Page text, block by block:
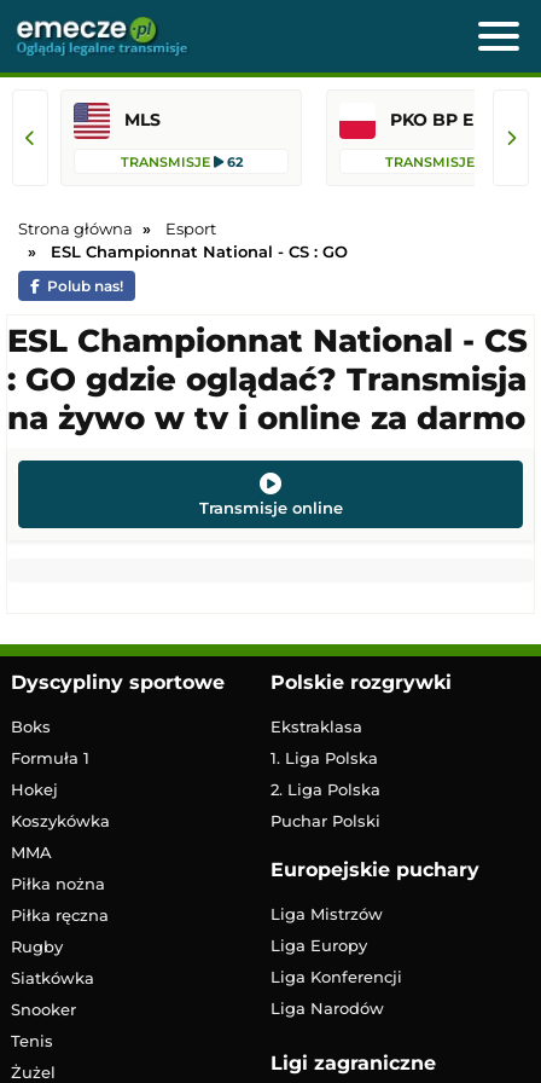
MLS
TRANSMISJE 62 TRANSMISJE
Strona główna
Esport
ESL Championnat National - CS : GO
Polub nas!
ESL Championnat National - CS
: GO gdzie oglądać? Transmisja
na żywo w tv i online za darmo
Transmisje online
Dyscypliny sportowe
Boks
Formuła 1
Hokej
Koszykówka
MMA
Piłka nożna
Piłka ręczna
Rugby
Siatkówka
Snooker
Tenis
Żużel
Polskie rozgrywki
Ekstraklasa
1. Liga Polska
2. Liga Polska
Puchar Polski
Europejskie puchary
Liga Mistrzów
Liga Europy
Liga Konferencji
Liga Narodów
Ligi zagraniczne